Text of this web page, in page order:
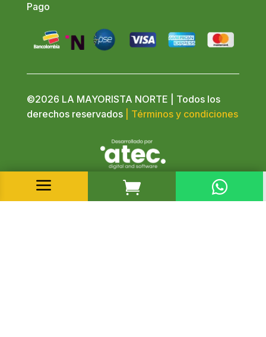
Pago
©2026 LA MAYORISTA NORTE | Todos los
derechos reservados
| Términos y condiciones
a  